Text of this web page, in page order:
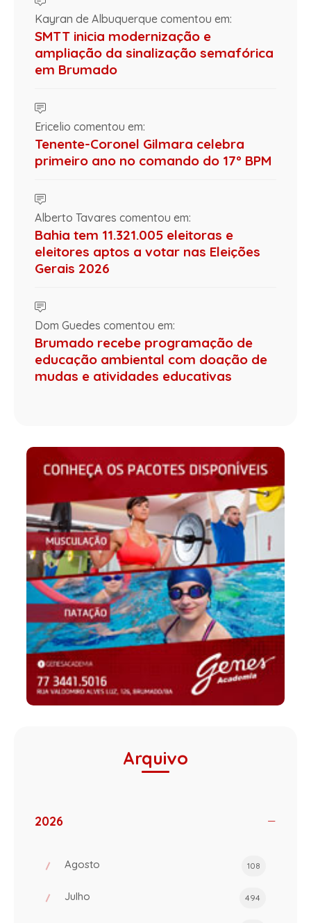
Kayran de Albuquerque comentou em:
SMTT inicia modernização e
ampliação da sinalização semafórica
em Brumado
Ericelio comentou em:
Tenente-Coronel Gilmara celebra
primeiro ano no comando do 17º BPM
Alberto Tavares comentou em:
Bahia tem 11.321.005 eleitoras e
eleitores aptos a votar nas Eleições
Gerais 2026
Dom Guedes comentou em:
Brumado recebe programação de
educação ambiental com doação de
mudas e atividades educativas
Arquivo
2026
Agosto 108
Julho 494